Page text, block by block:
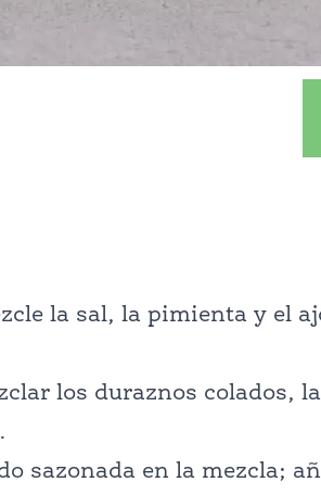
la sal, la pimienta y el
los duraznos colados,
sazonada en la mezcla;